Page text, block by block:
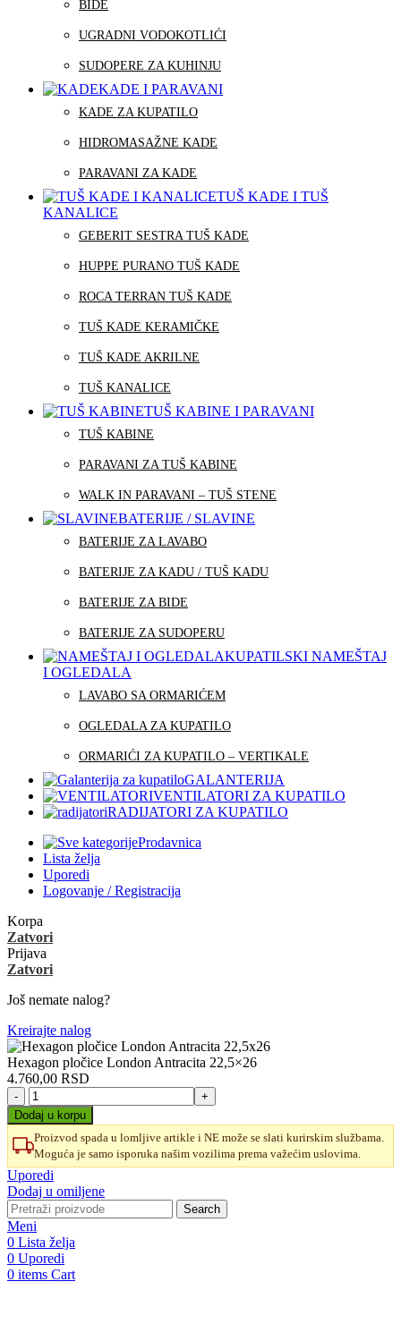
BIDE
UGRADNI VODOKOTLIĆI
SUDOPERE ZA KUHINJU
KADE I PARAVANI
KADE ZA KUPATILO
HIDROMASAŽNE KADE
PARAVANI ZA KADE
TUŠ KADE I TUŠ
KANALICE
GEBERIT SESTRA TUŠ KADE
HUPPE PURANO TUŠ KADE
ROCA TERRAN TUŠ KADE
TUŠ KADE KERAMIČKE
TUŠ KADE AKRILNE
TUŠ KANALICE
TUŠ KABINE I PARAVANI
TUŠ KABINE
PARAVANI ZA TUŠ KABINE
WALK IN PARAVANI – TUŠ STENE
BATERIJE / SLAVINE
BATERIJE ZA LAVABO
BATERIJE ZA KADU / TUŠ KADU
BATERIJE ZA BIDE
BATERIJE ZA SUDOPERU
KUPATILSKI NAMEŠTAJ
I OGLEDALA
LAVABO SA ORMARIĆEM
OGLEDALA ZA KUPATILO
ORMARIĆI ZA KUPATILO – VERTIKALE
GALANTERIJA
VENTILATORI ZA KUPATILO
RADIJATORI ZA KUPATILO
Prodavnica
Lista želja
Uporedi
Logovanje / Registracija
Korpa
Zatvori
Prijava
Zatvori
Još nemate nalog?
Kreirajte nalog
Hexagon pločice London Antracita 22,5×26
4.760,00 RSD
Hexagon
pločice
London
Antracita
22,5x26
količina
Dodaj u korpu
Proizvod spada u lomljive artikle i NE može se slati kurirskim službama.
Moguća je samo isporuka našim vozilima prema važećim uslovima.
Uporedi
Dodaj u omiljene
Search
Meni
0 Lista želja
0 Uporedi
0 items Cart